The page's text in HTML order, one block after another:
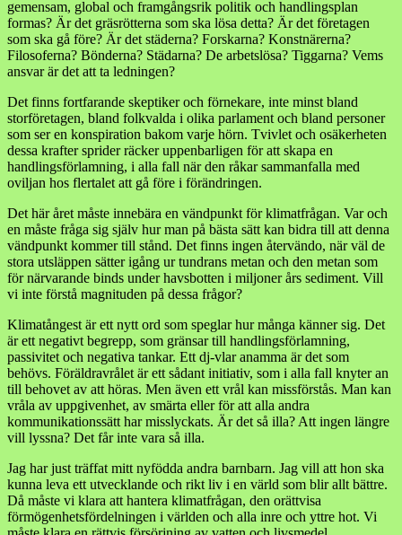
gemensam, global och framgångsrik politik och handlingsplan
formas? Är det gräsrötterna som ska lösa detta? Är det företagen
som ska gå före? Är det städerna? Forskarna? Konstnärerna?
Filosoferna? Bönderna? Städarna? De arbetslösa? Tiggarna? Vems
ansvar är det att ta ledningen?
Det finns fortfarande skeptiker och förnekare, inte minst bland
storföretagen, bland folkvalda i olika parlament och bland personer
som ser en konspiration bakom varje hörn. Tvivlet och osäkerheten
dessa krafter sprider räcker uppenbarligen för att skapa en
handlingsförlamning, i alla fall när den råkar sammanfalla med
oviljan hos flertalet att gå före i förändringen.
Det här året måste innebära en vändpunkt för klimatfrågan. Var och
en måste fråga sig själv hur man på bästa sätt kan bidra till att denna
vändpunkt kommer till stånd. Det finns ingen återvändo, när väl de
stora utsläppen sätter igång ur tundrans metan och den metan som
för närvarande binds under havsbotten i miljoner års sediment. Vill
vi inte förstå magnituden på dessa frågor?
Klimatångest är ett nytt ord som speglar hur många känner sig. Det
är ett negativt begrepp, som gränsar till handlingsförlamning,
passivitet och negativa tankar. Ett dj-vlar anamma är det som
behövs. Föräldravrålet är ett sådant initiativ, som i alla fall knyter an
till behovet av att höras. Men även ett vrål kan missförstås. Man kan
vråla av uppgivenhet, av smärta eller för att alla andra
kommunikationssätt har misslyckats. Är det så illa? Att ingen längre
vill lyssna? Det får inte vara så illa.
Jag har just träffat mitt nyfödda andra barnbarn. Jag vill att hon ska
kunna leva ett utvecklande och rikt liv i en värld som blir allt bättre.
Då måste vi klara att hantera klimatfrågan, den orättvisa
förmögenhetsfördelningen i världen och alla inre och yttre hot. Vi